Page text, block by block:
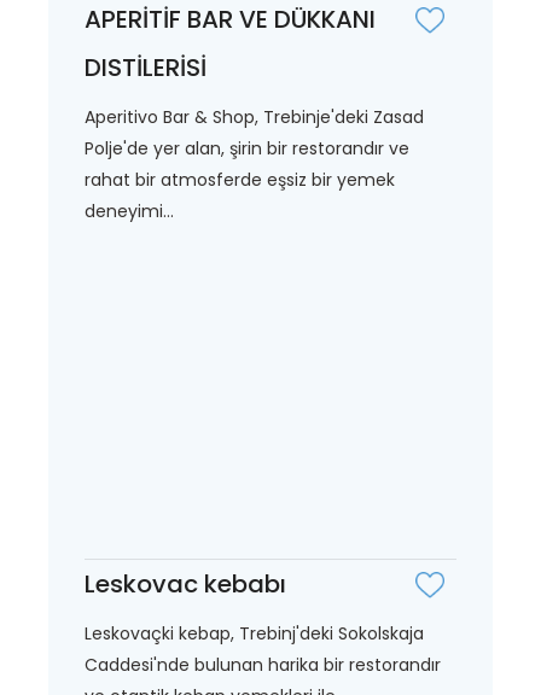
APERİTİF BAR VE DÜKKANI
DISTİLERİSİ
Aperitivo Bar & Shop, Trebinje'deki Zasad
Polje'de yer alan, şirin bir restorandır ve
rahat bir atmosferde eşsiz bir yemek
deneyimi...
Leskovac kebabı
Leskovaçki kebap, Trebinj'deki Sokolskaja
Caddesi'nde bulunan harika bir restorandır